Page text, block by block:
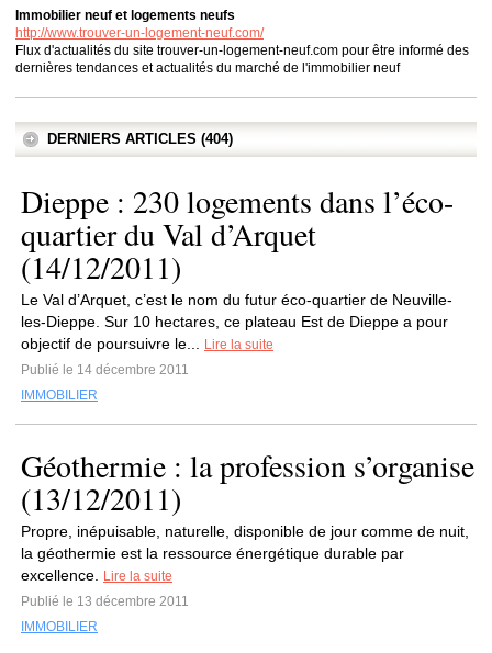
Immobilier neuf et logements neufs
http://www.trouver-un-logement-neuf.com/
Flux d'actualités du site trouver-un-logement-neuf.com pour être informé des
dernières tendances et actualités du marché de l'immobilier neuf
DERNIERS ARTICLES (404)
Dieppe : 230 logements dans l’éco-
quartier du Val d’Arquet
(14/12/2011)
Le Val d’Arquet, c’est le nom du futur éco-quartier de Neuville-
les-Dieppe. Sur 10 hectares, ce plateau Est de Dieppe a pour
objectif de poursuivre le...
Lire la suite
Publié le 14 décembre 2011
IMMOBILIER
Géothermie : la profession s’organise
(13/12/2011)
Propre, inépuisable, naturelle, disponible de jour comme de nuit,
la géothermie est la ressource énergétique durable par
excellence.
Lire la suite
Publié le 13 décembre 2011
IMMOBILIER